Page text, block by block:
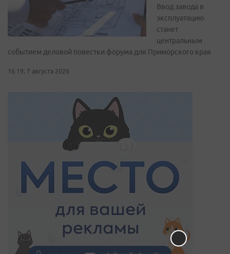
Ввод завода в
эксплуатацию
станет
центральным
событием деловой повестки форума для Приморского края
16:19, 7 августа 2026